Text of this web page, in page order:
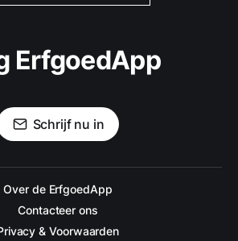
ErfgoedApp
Schrijf nu in
Over de ErfgoedApp
Contacteer ons
& Voorwaarden